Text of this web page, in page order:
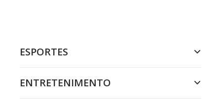
ESPORTES
ENTRETENIMENTO